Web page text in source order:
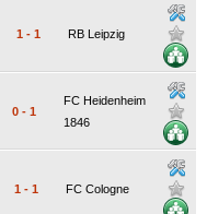
1 - 1 RB Leipzig
0 - 1
FC Heidenheim
1846
1 - 1 FC Cologne